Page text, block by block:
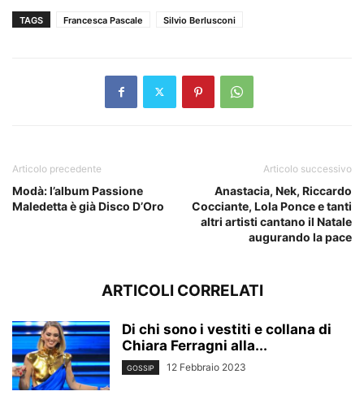
TAGS Francesca Pascale Silvio Berlusconi
Articolo precedente
Modà: l’album Passione
Maledetta è già Disco D’Oro
Articolo successivo
Anastacia, Nek, Riccardo
Cocciante, Lola Ponce e tanti
altri artisti cantano il Natale
augurando la pace
ARTICOLI CORRELATI
Di chi sono i vestiti e collana di
Chiara Ferragni alla...
GOSSIP 12 Febbraio 2023